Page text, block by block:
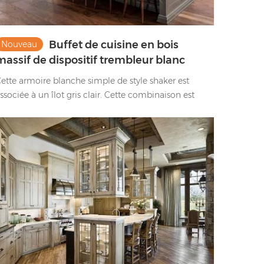
Nouveau
Buffet de cuisine en bois
de dispositif trembleur blanc
avec la conception simple de
armoire blanche simple de style shaker est
à un îlot gris clair. Cette combinaison est